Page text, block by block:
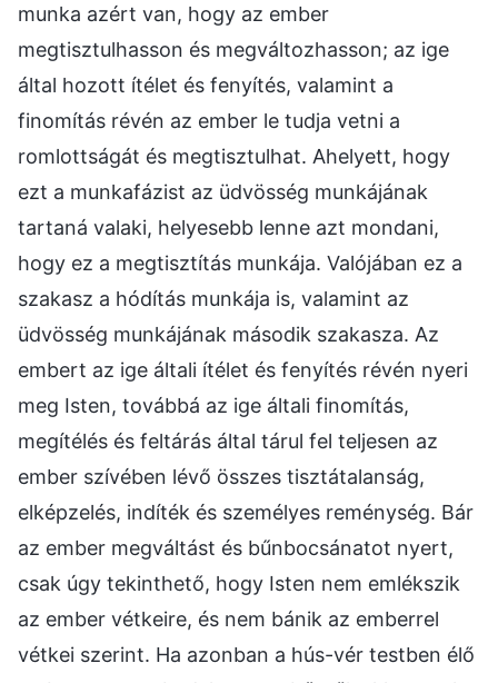
munka azért van, hogy az ember
megtisztulhasson és megváltozhasson; az ige
által hozott ítélet és fenyítés, valamint a
finomítás révén az ember le tudja vetni a
romlottságát és megtisztulhat. Ahelyett, hogy
ezt a munkafázist az üdvösség munkájának
tartaná valaki, helyesebb lenne azt mondani,
hogy ez a megtisztítás munkája. Valójában ez a
szakasz a hódítás munkája is, valamint az
üdvösség munkájának második szakasza. Az
embert az ige általi ítélet és fenyítés révén nyeri
meg Isten, továbbá az ige általi finomítás,
megítélés és feltárás által tárul fel teljesen az
ember szívében lévő összes tisztátalanság,
elképzelés, indíték és személyes reménység. Bár
az ember megváltást és bűnbocsánatot nyert,
csak úgy tekinthető, hogy Isten nem emlékszik
az ember vétkeire, és nem bánik az emberrel
vétkei szerint. Ha azonban a hús-vér testben élő